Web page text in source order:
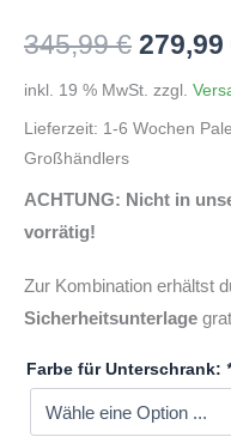
345,99€
Preis
war:
345,99
279,99
inkl. 19 % MwSt. zzgl.
Lieferzeit: 1-6 Wochen
Großhändlers
ACHTUNG: Nicht in
vorrätig!
Zur Kombination erhältst
Sicherheitsunterlage
Farbe für Unterschrank: *